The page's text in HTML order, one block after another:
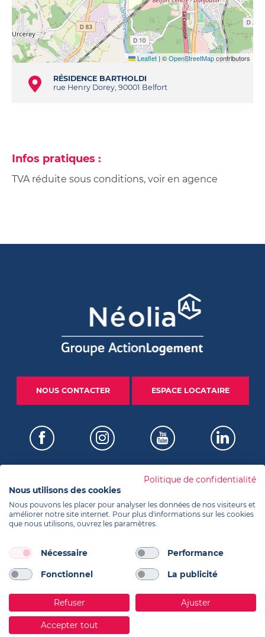
Leaflet|©OpenStreetMapcontributors
RÉSIDENCE BARTHOLDI
rue Henry Dorey, 90001 Belfort
Infos pratiques :
TVA réduite sous conditions, voir en agence
Contacts
NOUS CONTACTER ESPACE LOCATAIRE
Certifications
Politique de confidentialité
Nous utilisons des cookies
Nous pouvons les placer pour analyser les données de nos visiteurs et
améliorer notre site internet. Pour plus d'informations sur les cookies
que nous utilisons, ouvrez les paramètres.
Nécessaire Performance
Fonctionnel La publicité
Refuser Ajuster
Accepter tout